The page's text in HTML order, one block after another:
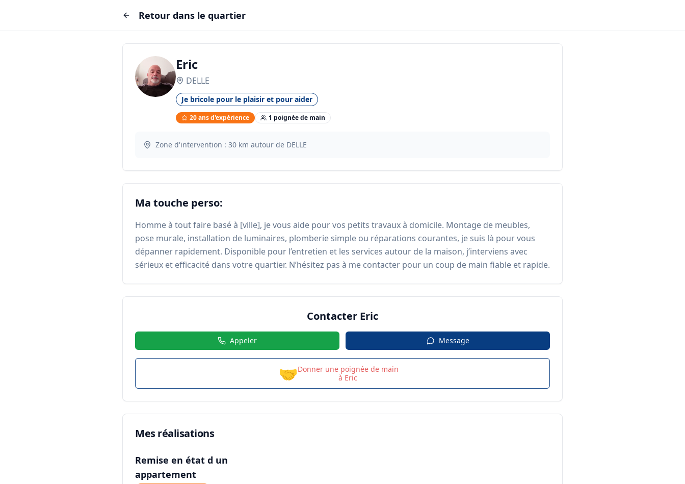
Retour dans le quartier
Eric
DELLE
Je bricole pour le plaisir et pour aider
20ans d'expérience 1 poignéede main
Zone d'intervention : 30 km autour de DELLE
Ma touche perso:
Homme à tout faire basé à [ville], je vous aide pour vos petits travaux à domicile. Montage de meubles,
pose murale, installation de luminaires, plomberie simple ou réparations courantes, je suis là pour vous
dépanner rapidement. Disponible pour l’entretien et les services autour de la maison, j’interviens avec
sérieux et efficacité dans votre quartier. N’hésitez pas à me contacter pour un coup de main fiable et rapide.
Contacter Eric
Appeler Message
🤝Donner une poignée de main
à Eric
Mes réalisations
Remise en état d un
appartement